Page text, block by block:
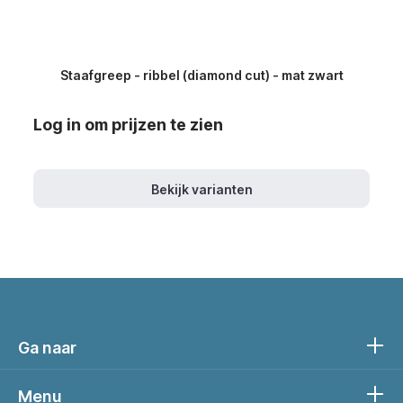
Staafgreep - ribbel (diamond cut) - mat zwart
Log in om prijzen te zien
Bekijk varianten
Ga naar
Menu